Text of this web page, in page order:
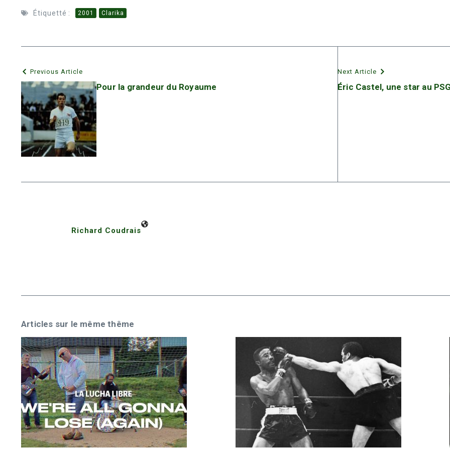
Étiquetté : 2001 Clarika
Previous Article
Pour la grandeur du Royaume
Next Article
Éric Castel, une star au
Richard Coudrais
Articles sur le même thême